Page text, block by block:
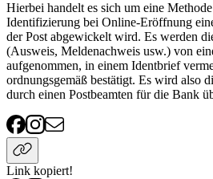
Hierbei handelt es sich um eine
Identifizierung bei Online-Eröffnung
der Post abgewickelt wird. Es werden
(Ausweis, Meldenachweis usw.) von
aufgenommen, in einem Identbrief
ordnungsgemäß bestätigt. Es wird also
durch einen Postbeamten für die Bank
Link kopiert!